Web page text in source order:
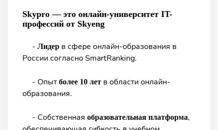
Skypro — это онлайн-университет IT-
профессий от Skyeng
- Лидер в сфере онлайн-образования в
России согласно SmartRanking.
- Опыт более 10 лет в области онлайн-
образования.
- Собственная образовательная платформа,